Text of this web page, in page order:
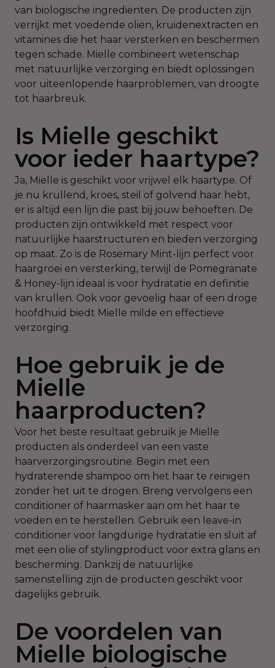
van biologische ingrediënten. De producten zijn
verrijkt met voedende oliën, kruidenextracten en
vitamines die het haar versterken en beschermen
tegen schade. Mielle combineert wetenschap
met natuurlijke verzorging en biedt oplossingen
voor uiteenlopende haarproblemen, van droogte
tot haarbreuk.
Is Mielle geschikt
voor ieder haartype?
Ja, Mielle is geschikt voor vrijwel elk haartype. Of
je nu krullend, kroes, steil of golvend haar hebt,
er is altijd een lijn die past bij jouw behoeften. De
producten zijn ontwikkeld met respect voor
natuurlijke haarstructuren en bieden verzorging
op maat. Zo is de Rosemary Mint-lijn perfect voor
haargroei en versterking, terwijl de Pomegranate
& Honey-lijn ideaal is voor hydratatie en definitie
van krullen. Ook voor gevoelig haar of een droge
hoofdhuid biedt Mielle milde en effectieve
verzorging.
Hoe gebruik je de
Mielle
haarproducten?
Voor het beste resultaat gebruik je Mielle
producten als onderdeel van een vaste
haarverzorgingsroutine. Begin met een
hydraterende shampoo om het haar te reinigen
zonder het uit te drogen. Breng vervolgens een
conditioner of haarmasker aan om het haar te
voeden en te herstellen. Gebruik een leave-in
conditioner voor langdurige hydratatie en sluit af
met een olie of stylingproduct voor extra glans en
bescherming. Dankzij de natuurlijke
samenstelling zijn de producten geschikt voor
dagelijks gebruik.
De voordelen van
Mielle biologische